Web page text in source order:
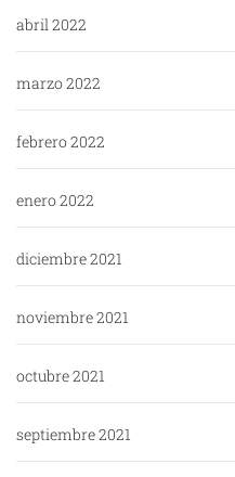
abril 2022
marzo 2022
febrero 2022
enero 2022
diciembre 2021
noviembre 2021
octubre 2021
septiembre 2021